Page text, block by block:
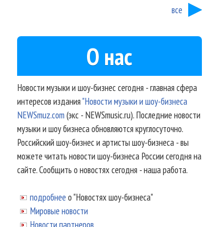
все
О нас
Новости музыки и шоу-бизнес сегодня - главная сфера
интересов издания"Новости музыки и шоу-бизнеса
NEWSmuz.com(экс - NEWSmusic.ru). Последние новости
музыки и шоу бизнеса обновляются круглосуточно.
Российский шоу-бизнес и артисты шоу-бизнеса - вы
можете читать новости шоу-бизнеса России сегодня на
сайте. Сообщить о новостях сегодня - наша работа.
подробнее о "Новостях шоу-бизнеса"
Мировые новости
Новости партнеров